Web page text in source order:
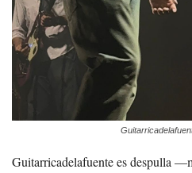
Guitarricadelafuente es despulla